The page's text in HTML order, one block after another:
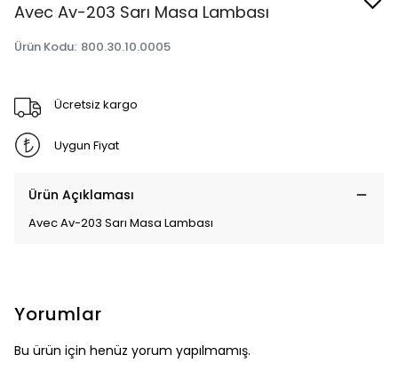
Avec Av-203 Sarı Masa Lambası
Ürün Kodu: 800.30.10.0005
Ücretsiz kargo
Uygun Fiyat
Ürün Açıklaması
Avec Av-203 Sarı Masa Lambası
Yorumlar
Bu ürün için henüz yorum yapılmamış.